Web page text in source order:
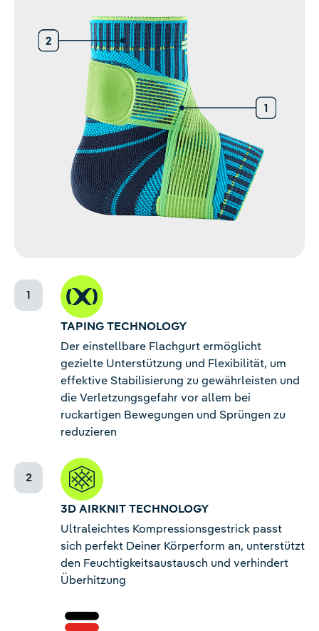
TAPING TECHNOLOGY
Der einstellbare Flachgurt ermöglicht
gezielte Unterstützung und Flexibilität, um
effektive Stabilisierung zu gewährleisten und
die Verletzungsgefahr vor allem bei
ruckartigen Bewegungen und Sprüngen zu
reduzieren
3D AIRKNIT TECHNOLOGY
Ultraleichtes Kompressionsgestrick passt
sich perfekt Deiner Körperform an, unterstützt
den Feuchtigkeitsaustausch und verhindert
Überhitzung